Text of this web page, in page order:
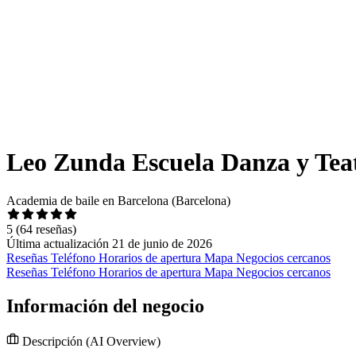
Leo Zunda Escuela Danza y
Academia de baile en Barcelona (Barcelona)
5 (64 reseñas)
Última actualización 21 de junio de 2026
Reseñas Teléfono Horarios de apertura Mapa Negocios cercanos
Reseñas Teléfono Horarios de apertura Mapa Negocios cercanos
Información del negocio
Descripción (AI Overview)